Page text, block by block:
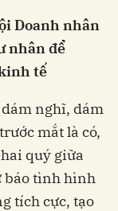
Doanh nhân
nhân để
tế
dám nghĩ, dám
mắt là có,
quý giữa
báo tình hình
tích cực, tạo